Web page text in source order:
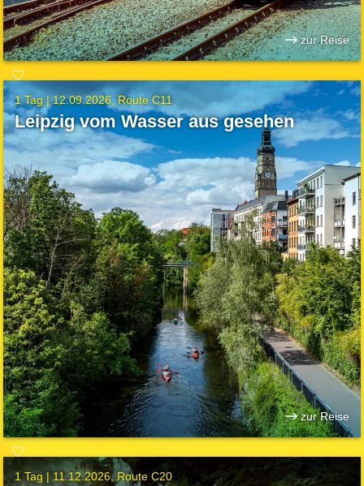
zur Reise
1 Tag | 12.09.2026 Route C11
Leipzig vom Wasser aus gesehen
zur Reise
1 Tag |11.12.2026 Route C20